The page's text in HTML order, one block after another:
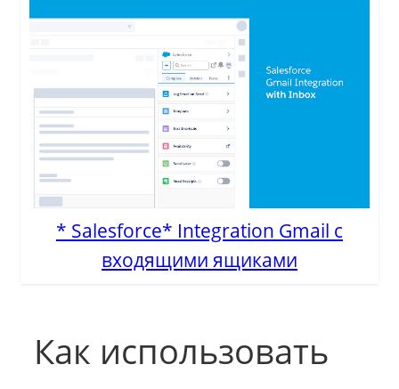
* Salesforce* Integration Gmail с
входящими ящиками
Как использовать